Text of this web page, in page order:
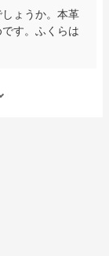
ょうか。本革
す。ふくらは